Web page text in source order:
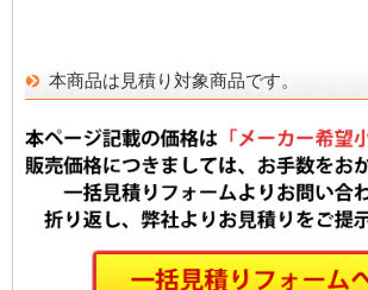
本商品は見積り対象商品です。